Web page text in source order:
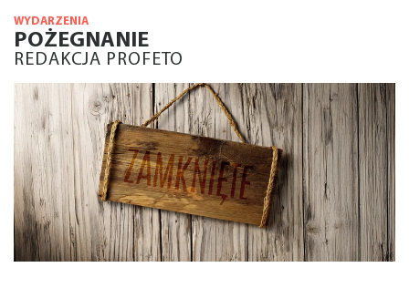
WYDARZENIA
POŻEGNANIE
REDAKCJA PROFETO